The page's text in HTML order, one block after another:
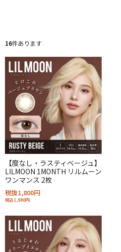
16件あります
【度なし・ラスティベージュ】
LILMOON 1MONTH リルムーン
ワンマンス 2枚
税抜1,800円
税込1,980円